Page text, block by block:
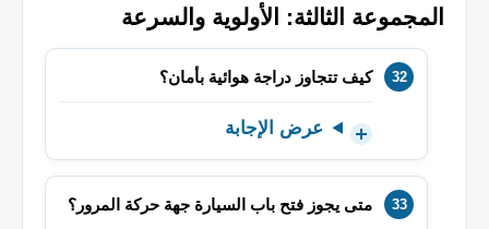
المجموعة الثالثة: الأولوية والسرعة
كيف تتجاوز دراجة هوائية بأمان؟
عرض الإجابة
متى يجوز فتح باب السيارة جهة حركة المرور؟